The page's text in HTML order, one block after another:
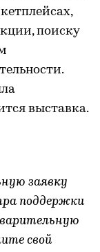
поиску
выставка.
заявку
поддержки
свой